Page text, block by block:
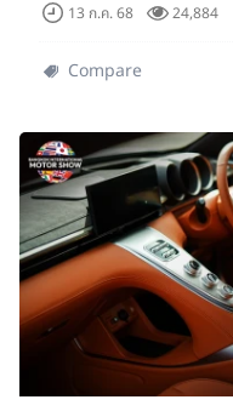
13 ก.ค. 68 24,884
Compare